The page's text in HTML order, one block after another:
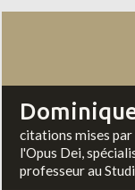
citations mises
l'Opus Dei,
professeur au